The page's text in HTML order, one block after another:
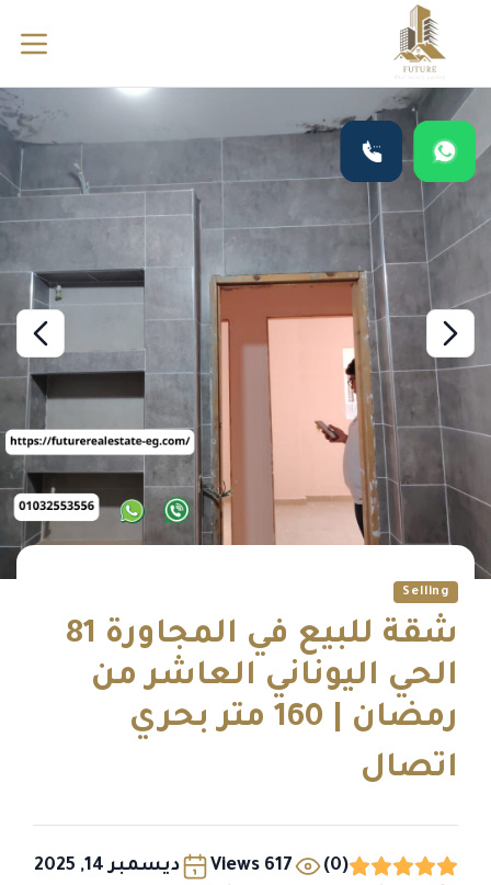
Selling
شقة للبيع في المجاورة 81
الحي اليوناني العاشر من
رمضان | 160 متر بحري
اتصال
(0)
617 Views
ديسمبر 14, 2025